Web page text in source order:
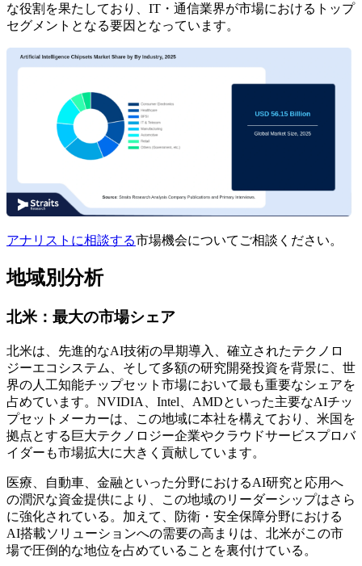
な役割を果たしており、IT・通信業界が市場におけるトップ
セグメントとなる要因となっています。
アナリストに相談する市場機会についてご相談ください。
地域別分析
北米：最大の市場シェア
北米は、先進的なAI技術の早期導入、確立されたテクノロ
ジーエコシステム、そして多額の研究開発投資を背景に、世
界の人工知能チップセット市場において最も重要なシェアを
占めています。NVIDIA、Intel、AMDといった主要なAIチッ
プセットメーカーは、この地域に本社を構えており、米国を
拠点とする巨大テクノロジー企業やクラウドサービスプロバ
イダーも市場拡大に大きく貢献しています。
医療、自動車、金融といった分野におけるAI研究と応用へ
の潤沢な資金提供により、この地域のリーダーシップはさら
に強化されている。加えて、防衛・安全保障分野における
AI搭載ソリューションへの需要の高まりは、北米がこの市
場で圧倒的な地位を占めていることを裏付けている。